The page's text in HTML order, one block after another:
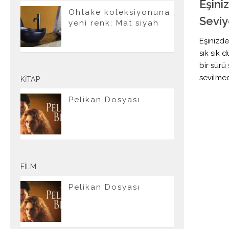
sık sık
bir sürü
Ohtake koleksiyonuna
yeni renk: Mat siyah
KITAP
Pelikan Dosyası
FILM
Pelikan Dosyası